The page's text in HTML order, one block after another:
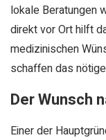
lokale Beratungen
direkt vor Ort hilft
medizinischen
schaffen das
Der Wunsch
Einer der